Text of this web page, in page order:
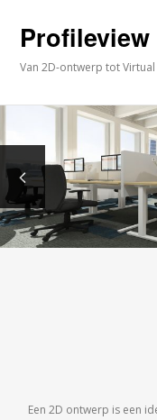
Profileview
Van 2D-ontwerp tot Virtual
Een 2D ontwerp is een